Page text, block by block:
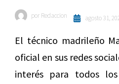
por Redaccion agosto 31,
El técnico madrileño
oficial en sus redes
interés para todos